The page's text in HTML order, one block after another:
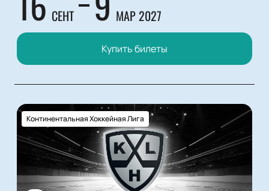
СЕНТ МАР 2027
Купить билеты
Континентальная Хоккейная Лига